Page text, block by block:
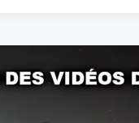
DE
ACHETER